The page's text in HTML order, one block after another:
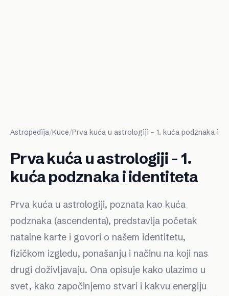
Astropedija/Kuce/Prva kuća u astrologiji – 1. kuća podznaka i
Prva kuća u astrologiji – 1.
kuća podznaka i identiteta
Prva kuća u astrologiji, poznata kao kuća
podznaka (ascendenta), predstavlja početak
natalne karte i govori o našem identitetu,
fizičkom izgledu, ponašanju i načinu na koji nas
drugi doživljavaju. Ona opisuje kako ulazimo u
svet, kako započinjemo stvari i kakvu energiju